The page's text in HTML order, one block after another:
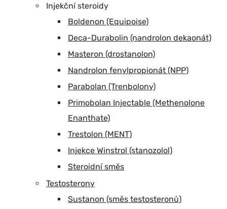
Injekční steroidy
Boldenon (Equipoise)
Deca-Durabolin (nandrolon dekaonát)
Masteron (drostanolon)
Nandrolon fenylpropionát (NPP)
Parabolan (Trenbolony)
Primobolan Injectable (Methenolone
Enanthate)
Trestolon (MENT)
Injekce Winstrol (stanozolol)
Steroidní směs
Testosterony
Sustanon (směs testosteronů)